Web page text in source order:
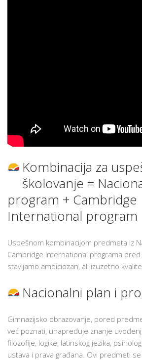
Kombinacija za
školovanje =
program + Cambridge
International program
Uspešnom kombinacijom predmeta iz
Cambridge International programa
stavljamo ambiciozan, ali izuzetno
Nacionalni plan i
Gimnazijsko obrazovanje, pored
već poznati, unapređuje znanje
filozofije, logike, latinskog jezika,
ustava i prava građana. Ovi predmeti